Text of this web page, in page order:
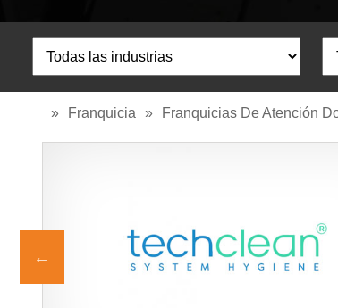
» Franquicia » Franquicias De Atención